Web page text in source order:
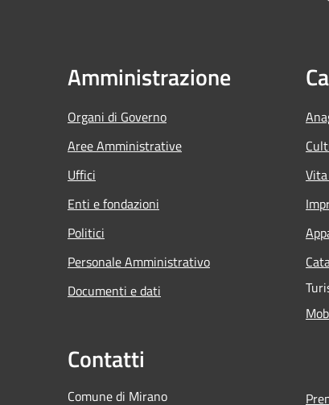
Amministrazione
Organi di Governo
Aree Amministrative
Uffici
Enti e fondazioni
Politici
Personale Amministrativo
Documenti e dati
Contatti
Comune di Mirano